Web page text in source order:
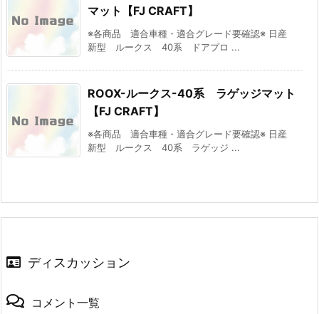
マット【FJ CRAFT】
※各商品 適合車種・適合グレード要確認※ 日産
新型 ルークス 40系 ドアプロ ...
ROOX-ルークス-40系 ラゲッジマット
【FJ CRAFT】
※各商品 適合車種・適合グレード要確認※ 日産
新型 ルークス 40系 ラゲッジ ...
ディスカッション
コメント一覧